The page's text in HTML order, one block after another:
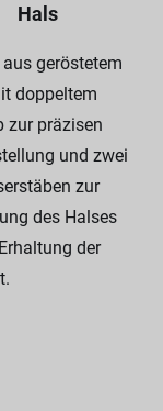
Hals
geröstetem
doppeltem
zur präzisen
und zwei
zur
des Halses
der